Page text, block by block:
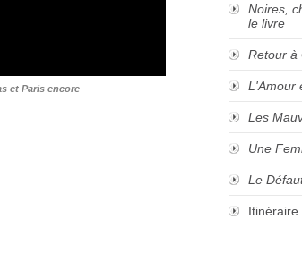
et Paris encore
Noires,
le livre
Retour à
L'Amour
Les
Une
Le
Itinéraire